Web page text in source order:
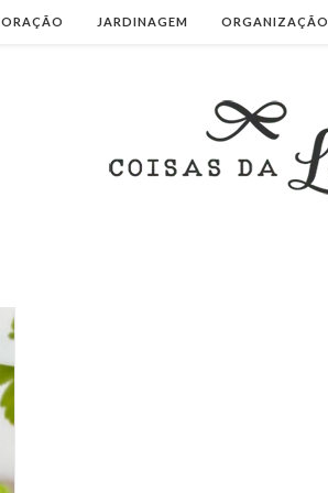
JARDINAGEM ORGANIZAÇÃO